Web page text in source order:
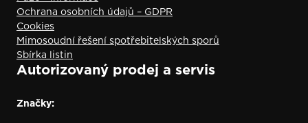
Ochrana osobních údajů – GDPR
Cookies
Mimosoudní řešení spotřebitelských sporů
Sbírka listin
Autorizovaný prodej a servis
Značky: